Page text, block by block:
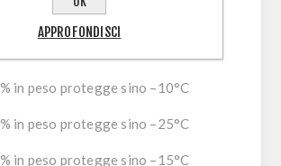
funzione della protezione al gelo
in peso protegge sino –10°C
in peso protegge sino –25°C
in peso protegge sino –15°C
APPROFONDISCI